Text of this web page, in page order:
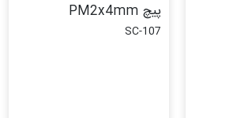
پیچ PM2x4mm
SC-107